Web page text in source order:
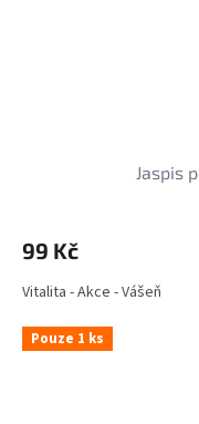
Jaspis
99 Kč
Vitalita - Akce - Vášeň
Pouze 1 ks